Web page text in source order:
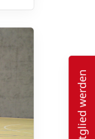
Mitglied werden